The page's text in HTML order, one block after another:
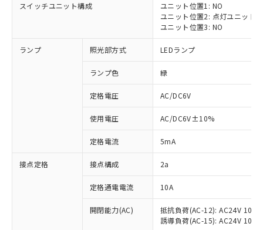
スイッチユニット構成
ユニット位置1: NO
ユニット位置2: 点灯ユニット
ユニット位置3: NO
ランプ 照光部方式 LEDランプ
ランプ色 緑
定格電圧 AC/DC6V
使用電圧 AC/DC6V±10%
定格電流 5mA
接点定格 接点構成 2a
定格通電電流 10A
開閉能力(AC)
抵抗負荷(AC-12): AC24V 10A/
誘導負荷(AC-15): AC24V
ご利用条件
以下の条件をお読みいただき、同意のうえ
ご利用ください。
本サービスは、当社制御機器事業取扱
商品の当社在庫状況および標準価格
(税抜)を提供させていただくもので
当社制御機器事業取扱商品の中には、
対応済み：EU RoHS指令（10物質）の
非含有に対応した製品が提供可能な商品で
対応予定：EU RoHS指令（10物質）の非含
有に対応した製品に切り替える予定のある
対応予定なし：EU RoHS指令（10物質）の
非含有に非対応の商品で、対応品を出す予
調査・確認中：EU RoHS指令（10物質）の
非含有の対応状況を調査中または確認中の
非該当品：ライセンス料など無形物で、有
害物質有無と関係のない商品です。
仕入先様の事情により、非含有部品として
「○」：最大均質材料含有率が中国RoHSの
基準値以下であることを示します。
「×」：最大均質材料含有率が中国RoHSの